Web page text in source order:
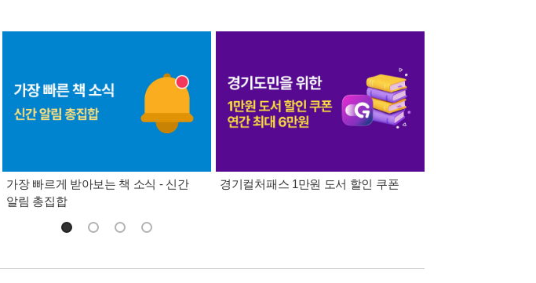
가장 빠르게 받아보는 책 소식 - 신간
알림 총집합
경기컬처패스 1만원 도서 할인 쿠폰